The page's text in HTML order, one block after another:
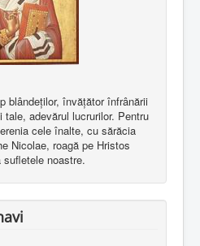
blândeţilor, învăţător înfrânării
adevărul lucrurilor. Pentru
cele înalte, cu sărăcia
Nicolae, roagă pe Hristos
noastre.